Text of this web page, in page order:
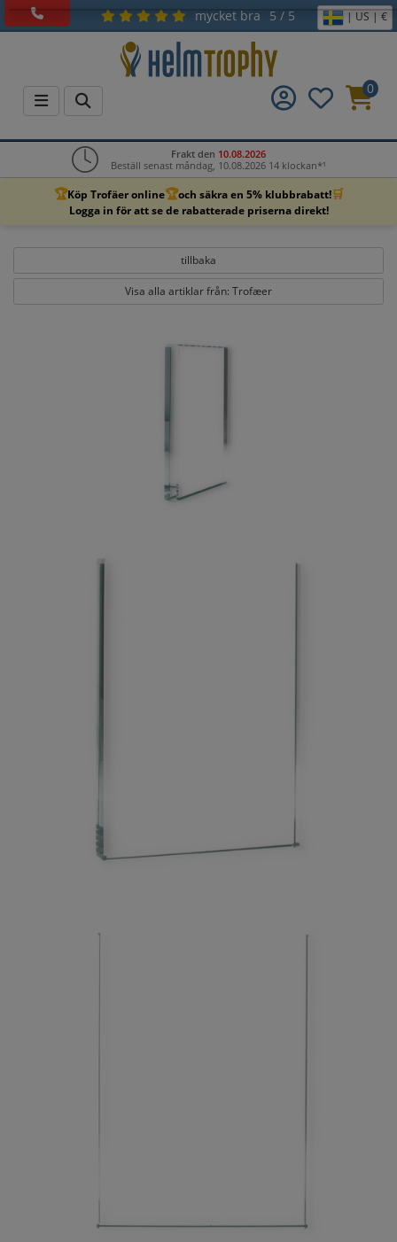
mycket bra 5 / 5 | US | €
0
Frakt den 10.08.2026
Beställ senast måndag, 10.08.2026 14 klockan*¹
🏆Köp Trofäer online🏆och säkra en 5% klubbrabatt!🛒
Logga in för att se de rabatterade priserna direkt!
tillbaka
Visa alla artiklar från: Trofæer